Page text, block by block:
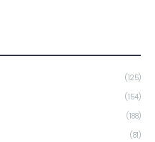
(125)
(154)
(188)
(81)